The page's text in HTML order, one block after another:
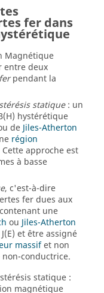
fer dans
Magnétique
entre deux
pendant la
statique: un
hystérétique
deJiles-Atherton
région
Cette approche est
à basse
, c'est-à-dire
fer dues aux
une
ouJiles-Atherton
et être assigné
massifet non
conductrice.
statique :
magnétique